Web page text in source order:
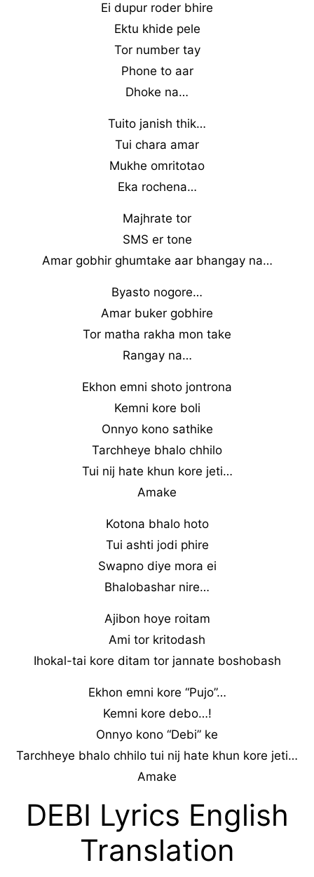
Ei dupur roder bhire
Ektu khide pele
Tor number tay
Phone to aar
Dhoke na…
Tuito janish thik…
Tui chara amar
Mukhe omritotao
Eka rochena…
Majhrate tor
SMS er tone
Amar gobhir ghumtake aar bhangay na…
Byasto nogore…
Amar buker gobhire
Tor matha rakha mon take
Rangay na…
Ekhon emni shoto jontrona
Kemni kore boli
Onnyo kono sathike
Tarchheye bhalo chhilo
Tui nij hate khun kore jeti…
Amake
Kotona bhalo hoto
Tui ashti jodi phire
Swapno diye mora ei
Bhalobashar nire…
Ajibon hoye roitam
Ami tor kritodash
Ihokal-tai kore ditam tor jannate boshobash
Ekhon emni kore “Pujo”…
Kemni kore debo…!
Onnyo kono “Debi” ke
Tarchheye bhalo chhilo tui nij hate khun kore jeti…
Amake
DEBI Lyrics English
Translation